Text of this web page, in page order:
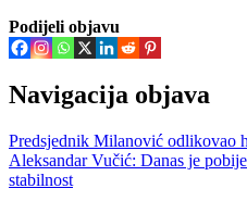
Podijeli objavu
Navigacija objava
Predsjednik Milanović odlikovao
Aleksandar Vučić: Danas je
stabilnost